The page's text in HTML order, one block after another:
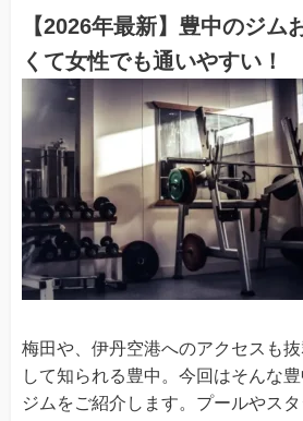
【2026年最新】豊中のジム
くて女性でも通いやすい！
梅田や、伊丹空港へのアクセスも
して知られる豊中。今回はそんな
ジムをご紹介します。プールやス